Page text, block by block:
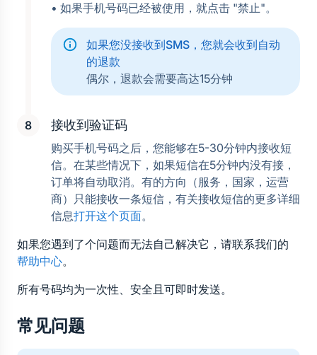
• 如果手机号码已经被使用，就点击 "禁止"。
如果您没接收到SMS，您就会收到自动
的退款
偶尔，退款会需要高达15分钟
接收到验证码
购买手机号码之后，您能够在5-30分钟内接收短
信。在某些情况下，如果短信在5分钟内没有接，
订单将自动取消。有的方向（服务，国家，运营
商）只能接收一条短信，有关接收短信的更多详细
信息打开这个页面。
如果您遇到了个问题而无法自己解决它，请联系我们的
帮助中心。
所有号码均为一次性、安全且可即时发送。
常见问题